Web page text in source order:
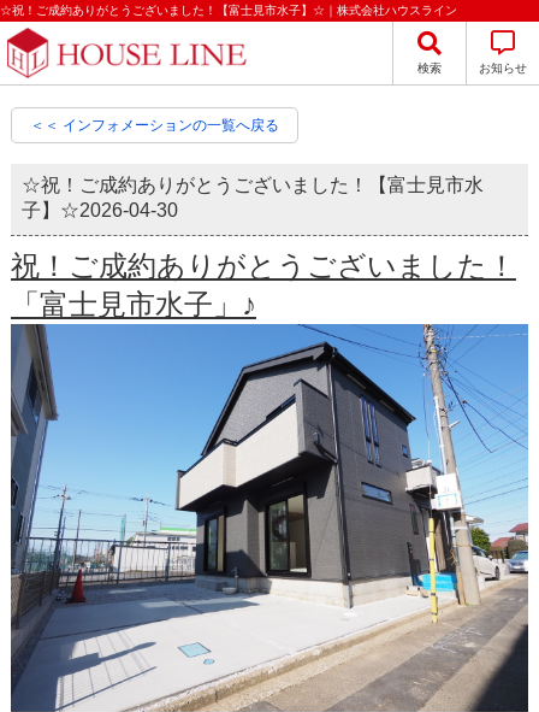
☆祝！ご成約ありがとうございました！【富士見市水子】☆｜株式会社ハウスライン
検索 お知らせ
＜＜ インフォメーションの一覧へ戻る
☆祝！ご成約ありがとうございました！【富士見市水
子】☆2026-04-30
祝！ご成約ありがとうございました！
「富士見市水子」♪